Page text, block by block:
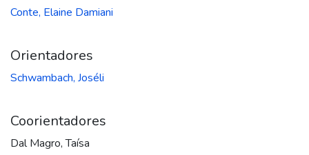
Conte, Elaine Damiani
Orientadores
Schwambach, Joséli
Coorientadores
Dal Magro, Taísa